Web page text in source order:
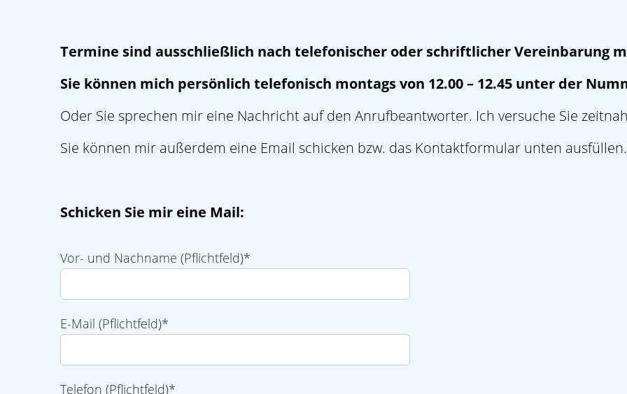
Termine sind ausschließlich nach telefonischer oder schriftlicher Vereinbarung
Sie können mich persönlich telefonisch montags von 12.00 – 12.45 unter der
Oder Sie sprechen mir eine Nachricht auf den Anrufbeantworter. Ich versuche Sie
Sie können mir außerdem eine Email schicken bzw. das Kontaktformular unten ausfüllen.
Schicken Sie mir eine Mail:
Vor- und Nachname (Pflichtfeld)*
E-Mail (Pflichtfeld)*
Telefon (Pflichtfeld)*